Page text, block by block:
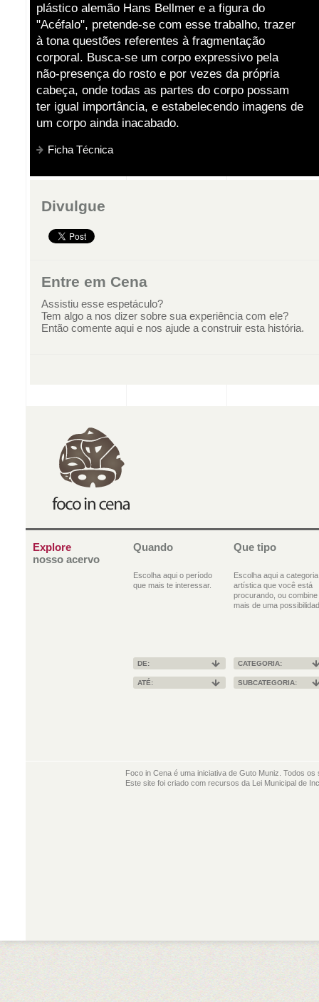
plástico alemão Hans Bellmer e a figura do
"Acéfalo", pretende-se com esse trabalho, trazer
à tona questões referentes à fragmentação
corporal. Busca-se um corpo expressivo pela
não-presença do rosto e por vezes da própria
cabeça, onde todas as partes do corpo possam
ter igual importância, e estabelecendo imagens de
um corpo ainda inacabado.
Ficha Técnica
Divulgue
Entre em Cena
Assistiu esse espetáculo?
Tem algo a nos dizer sobre sua experiência com ele?
Então comente aqui e nos ajude a construir esta história.
Explore
nosso acervo
Quando
Escolha aqui o período
que mais te interessar.
Que tipo
Escolha aqui a categoria
artística que você está
procurando, ou combine
mais de uma
DE:
ATÉ:
CATEGORIA:
SUBCATEGORIA:
Foco in Cena é uma iniciativa de Guto Muniz. Todos
Este site foi criado com recursos da Lei Municipal de